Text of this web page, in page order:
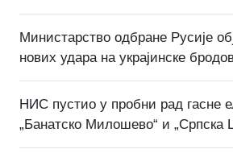
Министарство одбране Русије
нових удара на украјинске
НИС пустио у пробни рад гасне
„Банатско Милошево“ и „Српска